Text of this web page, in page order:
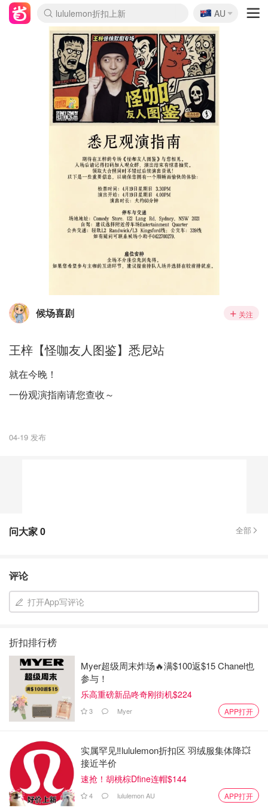
lululemon折扣上新
Sasa美妆护肤3.5折
SSENSE年中2.5折
FreshBeauty好价汇总
Cettire降价+叠9折
WWS Coles超市实拍
viagogo二手票捡漏
Myer超级周末
The Outnet奢牌1折起
David Jones 3折起
Flannels大牌1折
Perfumes Club护肤1折
AMIRO面罩$251
Amazon折扣汇总
eToro入金$200送$50
Amazon数码好物
ICONIC本周7.5折
ThedoubleF高奢地板价
Moose Knuckles 6折
丝芙兰5折起
EUFY摄像头$98
Selenichast首饰2折
Trip机票酒店促销
YSL送5件彩妆礼
Amazon家居好物
Amazon美妆护肤
雅漾大喷$8
过敏原检测盒$33
伊索独家赠50ml沐浴露
科颜氏高保湿面霜$29
SEALIFE海洋馆门票6折
丝塔芙大白罐$16
订阅Newsletter送香薰
Cult Beauty 6.8折
Harrods圣诞日历$525
LN-CC奢牌私促3折
d'Alba空姐喷雾$16
EVE LOM套装£56
Bernardelli独家4折
Adore Beauty 6折起
CT圣诞日历
Mytheresa奢品2.7折
Luxury Escapes 9折
Currentbody美容仪$881
MOON Garden Live
Roborock扫地机$649
Tingo Life水杯$24
Valentino官网5折
CR洗护套装$23
修丽可4件套$159
Myer彩妆2件7折
GANNI官网4.5折
Stylevana韩妆4折
Tessabit高奢8.5折
OGX洗发水$11
Amazon阿德莱德次日达
卡诗8.5折+赠礼
Philips Hue灯具8折
🇦🇺
AU
候场喜剧 关注
王梓【怪咖友人图鉴】悉尼站
就在今晚！
一份观演指南请您查收～
04-19 发布
问大家0 全部
评论
打开App写评论
折扣排行榜
Myer超级周末炸场🔥满$100返$15 Chanel也
参与！
乐高重磅新品咚奇刚街机$224
3 Myer APP打开
实属罕见‼️lululemon折扣区 羽绒服集体降💥
接近半价
速抢！胡桃棕Dfine连帽$144
4 lululemon AU APP打开